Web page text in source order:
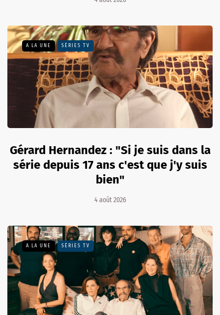
A LA UNE SÉRIES TV
Gérard Hernandez : "Si je suis dans la
série depuis 17 ans c'est que j'y suis
bien"
4 août 2026
A LA UNE SÉRIES TV